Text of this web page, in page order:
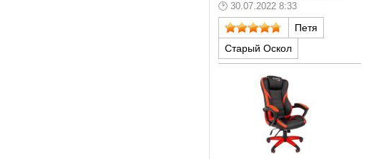
30.07.2022 8:33
Петя
Старый Оскол